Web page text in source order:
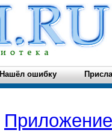
Нашёл ошибку